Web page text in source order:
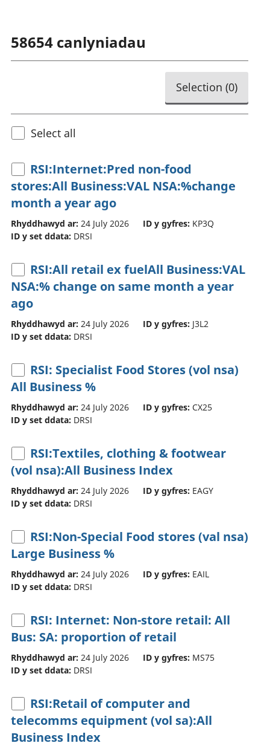
58654 canlyniadau
Selection (0)
Select all
RSI:Internet:Pred non-food
stores:All Business:VAL NSA:%change
month a year ago
Rhyddhawyd ar: 24 July 2026 ID y gyfres: KP3Q
ID y set ddata: DRSI
RSI:All retail ex fuelAll Business:VAL
NSA:% change on same month a year
ago
Rhyddhawyd ar: 24 July 2026 ID y gyfres: J3L2
ID y set ddata: DRSI
RSI: Specialist Food Stores (vol nsa)
All Business %
Rhyddhawyd ar: 24 July 2026 ID y gyfres: CX25
ID y set ddata: DRSI
RSI:Textiles, clothing & footwear
(vol nsa):All Business Index
Rhyddhawyd ar: 24 July 2026 ID y gyfres: EAGY
ID y set ddata: DRSI
RSI:Non-Special Food stores (val nsa)
Large Business %
Rhyddhawyd ar: 24 July 2026 ID y gyfres: EAIL
ID y set ddata: DRSI
RSI: Internet: Non-store retail: All
Bus: SA: proportion of retail
Rhyddhawyd ar: 24 July 2026 ID y gyfres: MS75
ID y set ddata: DRSI
RSI:Retail of computer and
telecomms equipment (vol sa):All
Business Index